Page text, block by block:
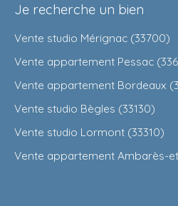
Je recherche un bien
Vente studio Mérignac (33700)
Vente appartement Pessac
Vente appartement Bordeaux
Vente studio Bègles (33130)
Vente studio Lormont (33310)
Vente appartement Ambarès-